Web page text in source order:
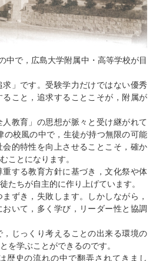
中で，広島大学附属中・高等学校が目
」です。受験学力だけではない優秀
こと，追求することこそが，附属が
教育」の思想が脈々と受け継がれて
の校風の中で，生徒が持つ無限の可能
的特性を向上させることこそ，確か
ことになります。
する教育方針に基づき，文化祭や体
たちが自主的に作り上げています。
ずき，失敗します。しかしながら，
いて，多く学び，リーダー性と協調
じっくり考えることの出来る環境の
を学ぶことができるのです。
歴史の流れの中で翻弄されてきまし